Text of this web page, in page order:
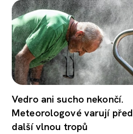
Vedro ani sucho nekončí.
Meteorologové varují před
další vlnou tropů